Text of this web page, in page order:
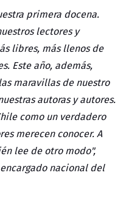
primera docena.
lectores y
libres, más llenos de
Este año, además,
maravillas de nuestro
autoras y autores.
como un verdadero
merecen conocer. A
lee de otro modo",
nacional del